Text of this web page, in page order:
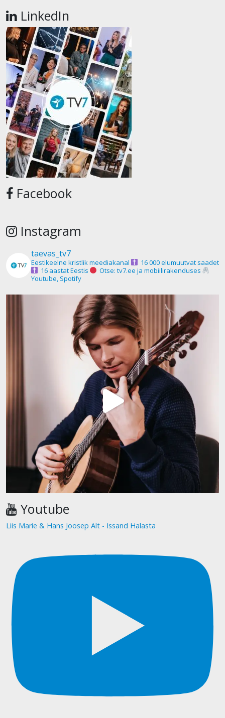
LinkedIn
Facebook
Instagram
taevas_tv7
Eestikeelne kristlik meediakanal
16 000 elumuutvat saadet
16 aastat Eestis
Otse: tv7.ee ja mobiilirakenduses
Youtube, Spotify
Youtube
Liis Marie & Hans Joosep Alt - Issand Halasta